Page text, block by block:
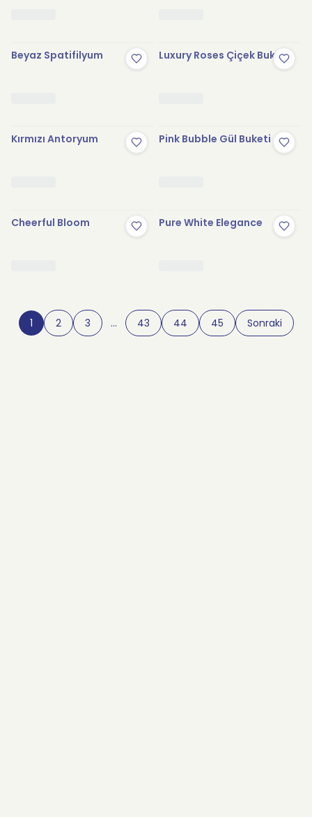
Beyaz Spatifilyum Luxury Roses Çiçek Buketi
Kırmızı Antoryum Pink Bubble Gül Buketi
Cheerful Bloom Pure White Elegance
1 2 3 … 43 44 45 Sonraki